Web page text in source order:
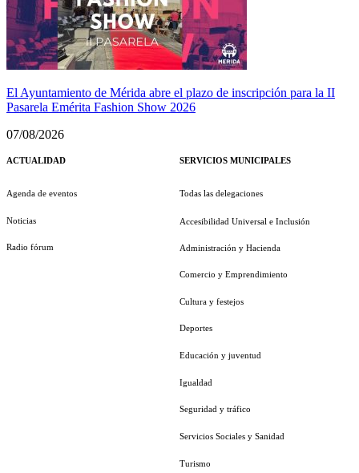
El Ayuntamiento de Mérida abre el plazo de inscripción para la II
Pasarela Emérita Fashion Show 2026
07/08/2026
ACTUALIDAD
Agenda de eventos
Noticias
Radio fórum
SERVICIOS MUNICIPALES
Todas las delegaciones
Accesibilidad Universal e Inclusión
Administración y Hacienda
Comercio y Emprendimiento
Cultura y festejos
Deportes
Educación y juventud
Igualdad
Seguridad y tráfico
Servicios Sociales y Sanidad
Turismo